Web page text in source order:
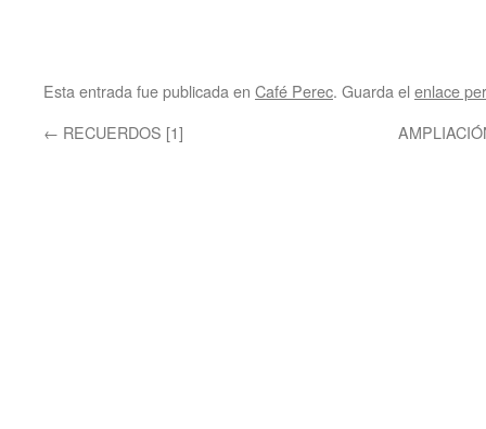
Esta entrada fue publicada en Café Perec. Guarda el enlace
← RECUERDOS [1]